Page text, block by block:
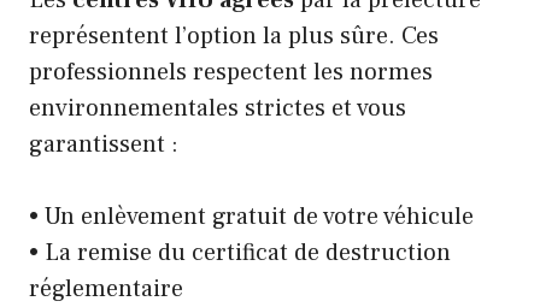
représentent l’option la plus sûre. Ces
professionnels respectent les normes
environnementales strictes et vous
garantissent :
• Un enlèvement gratuit de votre véhicule
• La remise du certificat de destruction
réglementaire